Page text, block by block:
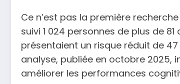
Ce n’est pas la première
suivi 1 024 personnes de plus de
présentaient un risque réduit de
analyse, publiée en octobre
améliorer les performances